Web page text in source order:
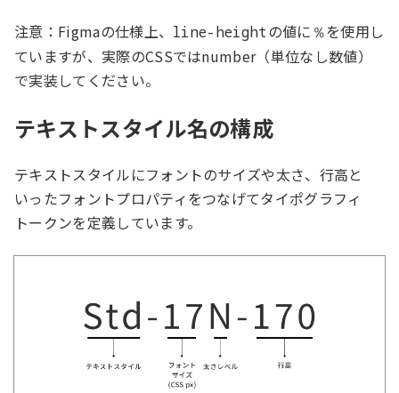
注意：Figmaの仕様上、 line-heightの値に ％を使用し
ていますが、実際のCSSではnumber（単位なし数値）
で実装してください。
テキストスタイル名の構成
テキストスタイルにフォントのサイズや太さ、行高と
いったフォントプロパティをつなげてタイポグラフィ
トークンを定義しています。